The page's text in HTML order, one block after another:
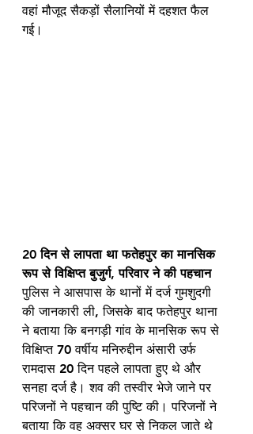
वहां मौजूद सैकड़ों सैलानियों में दहशत फैल
गई।
20 दिन से लापता था फतेहपुर का मानसिक
रूप से विक्षिप्त बुजुर्ग, परिवार ने की पहचान
पुलिस ने आसपास के थानों में दर्ज गुमशुदगी
की जानकारी ली, जिसके बाद फतेहपुर थाना
ने बताया कि बनगड़ी गांव के मानसिक रूप से
विक्षिप्त 70 वर्षीय मनिरुद्दीन अंसारी उर्फ
रामदास 20 दिन पहले लापता हुए थे और
सनहा दर्ज है। शव की तस्वीर भेजे जाने पर
परिजनों ने पहचान की पुष्टि की। परिजनों ने
बताया कि वह अक्सर घर से निकल जाते थे